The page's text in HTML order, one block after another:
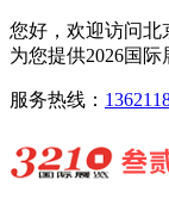
您好，欢迎访问北
为您提供2026国际
服务热线：